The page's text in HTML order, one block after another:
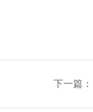
下一篇：